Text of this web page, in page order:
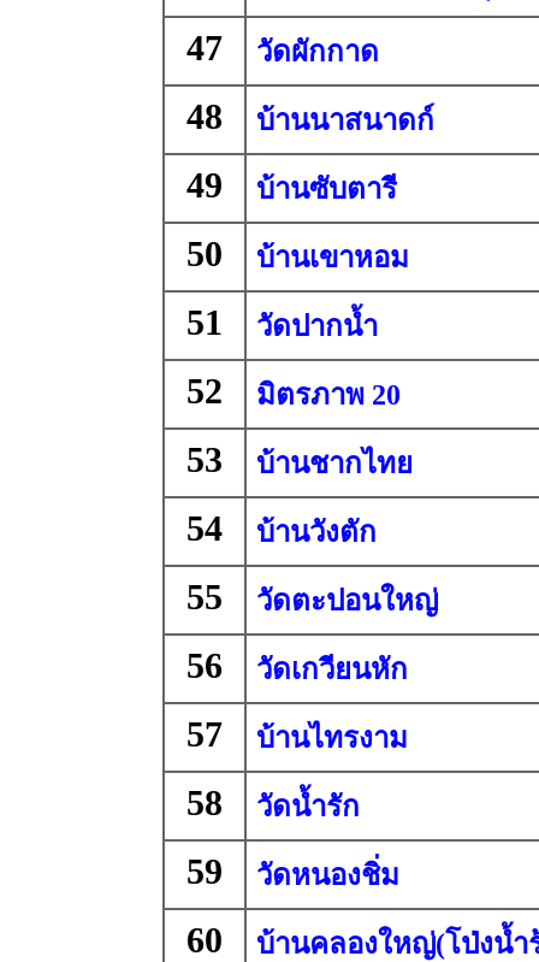
47 วัดผักกาด
48 บ้านนาสนาดก์
49 บ้านซับตารี
50 บ้านเขาหอม
51 วัดปากน้ำ
52 มิตรภาพ 20
53 บ้านชากไทย
54 บ้านวังตัก
55 วัดตะปอนใหญ่
56 วัดเกวียนหัก
57 บ้านไทรงาม
58 วัดน้ำรัก
59 วัดหนองชิ่ม
60 บ้านคลองใหญ่(โป่งน้ำ